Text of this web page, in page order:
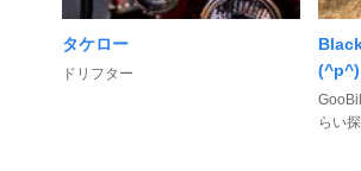
タケロー
ドリフター
らい